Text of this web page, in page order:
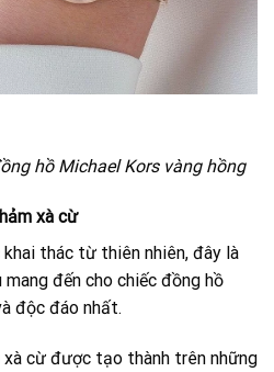
hồ Michael Kors vàng hồng
xà cừ
thác từ thiên nhiên, đây là
đến cho chiếc đồng hồ
độc đáo nhất.
cừ được tạo thành trên những